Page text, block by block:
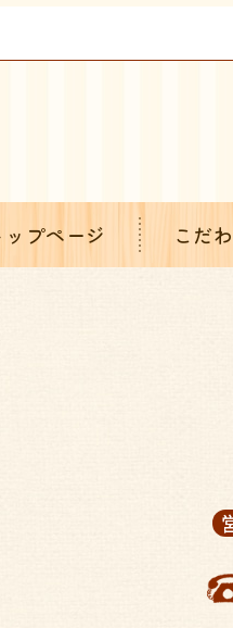
ップページ こだ